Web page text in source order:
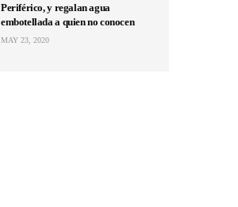
Periférico, y regalan agua
embotellada a quien no conocen
MAY 23, 2020